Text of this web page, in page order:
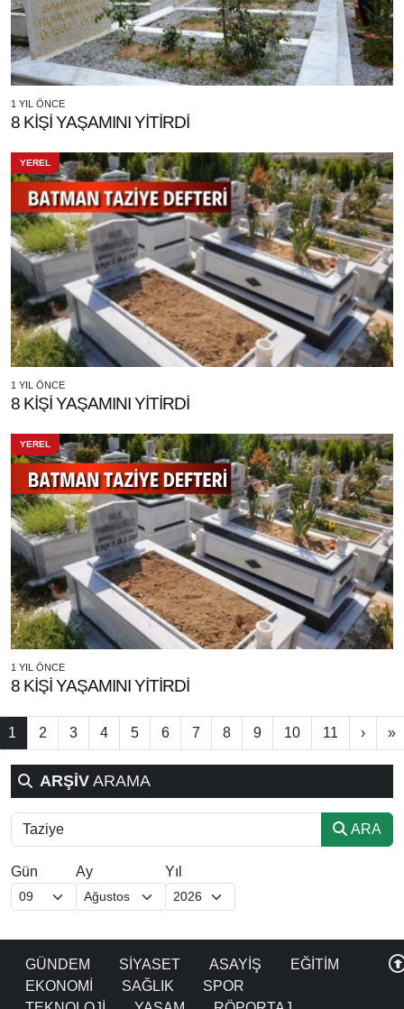
1 YIL ÖNCE
8 KİŞİ YAŞAMINI YİTİRDİ
YEREL
1 YIL ÖNCE
8 KİŞİ YAŞAMINI YİTİRDİ
YEREL
1 YIL ÖNCE
8 KİŞİ YAŞAMINI YİTİRDİ
1 2 3 4 5 6 7 8 9 10 11 › »
ARŞİV ARAMA
ARA
Gün Ay Yıl
GÜNDEM SİYASET ASAYİŞ
EĞİTİM
EKONOMİ
SAĞLIK
SPOR